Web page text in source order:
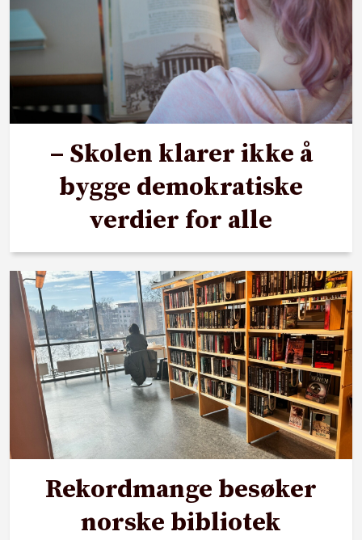
– Skolen klarer ikke å
bygge demokratiske
verdier for alle
Rekordmange besøker
norske bibliotek